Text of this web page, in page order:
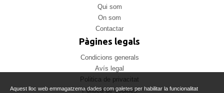
Qui som
On som
Contactar
Pàgines legals
Condicions generals
Avís legal
Politica de privacitat
Politica de cookies
Aquest lloc web emmagatzema dades com galetes per habilitar la funcionalitat